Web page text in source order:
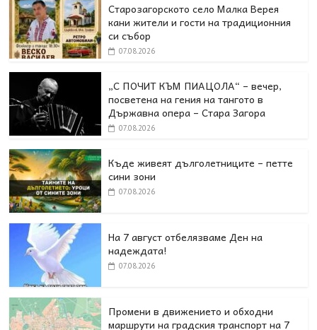
Старозагорското село Малка Верея
кани жители и гости на традиционния
си събор
07.08.2026
„С ПОЧИТ КЪМ ПИАЦОЛА“ – вечер,
посветена на гения на тангото в
Държавна опера – Стара Загора
07.08.2026
Къде живеят дълголетниците – петте
сини зони
07.08.2026
На 7 август отбелязваме Ден на
надеждата!
07.08.2026
Промени в движението и обходни
маршрути на градския транспорт на 7